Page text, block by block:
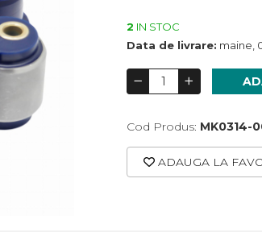
2 IN STOC
Data de livrare: maine,
Cod Produs: MK0314-
ADAUGA LA